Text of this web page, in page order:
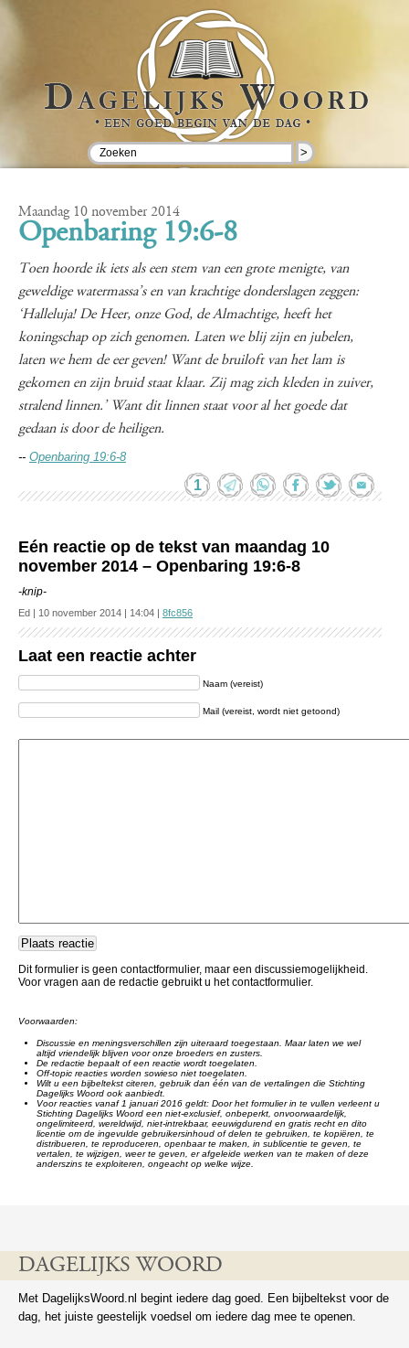
>
Maandag 10 november 2014
Openbaring 19:6-8
Toen hoorde ik iets als een stem van een grote menigte, van
geweldige watermassa’s en van krachtige donderslagen zeggen:
‘Halleluja! De Heer, onze God, de Almachtige, heeft het
koningschap op zich genomen. Laten we blij zijn en jubelen,
laten we hem de eer geven! Want de bruiloft van het lam is
gekomen en zijn bruid staat klaar. Zij mag zich kleden in zuiver,
stralend linnen.’ Want dit linnen staat voor al het goede dat
gedaan is door de heiligen.
-- Openbaring 19:6-8
1
Eén reactie op de tekst van maandag 10
november 2014 – Openbaring 19:6-8
-knip-
Ed | 10 november 2014 | 14:04 | 8fc856
Laat een reactie achter
Naam (vereist)
Mail (vereist, wordt niet getoond)
Dit formulier is geen contactformulier, maar een discussiemogelijkheid.
Voor vragen aan de redactie gebruikt u het contactformulier.
Voorwaarden:
Discussie en meningsverschillen zijn uiteraard toegestaan. Maar laten we wel
altijd vriendelijk blijven voor onze broeders en zusters.
De redactie bepaalt of een reactie wordt toegelaten.
Off-topic reacties worden sowieso niet toegelaten.
Wilt u een bijbeltekst citeren, gebruik dan één van de vertalingen die Stichting
Dagelijks Woord ook aanbiedt.
Voor reacties vanaf 1 januari 2016 geldt: Door het formulier in te vullen verleent u
Stichting Dagelijks Woord een niet-exclusief, onbeperkt, onvoorwaardelijk,
ongelimiteerd, wereldwijd, niet-intrekbaar, eeuwigdurend en gratis recht en dito
licentie om de ingevulde gebruikersinhoud of delen te gebruiken, te kopiëren, te
distribueren, te reproduceren, openbaar te maken, in sublicentie te geven, te
vertalen, te wijzigen, weer te geven, er afgeleide werken van te maken of deze
anderszins te exploiteren, ongeacht op welke wijze.
DAGELIJKS WOORD
Met DagelijksWoord.nl begint iedere dag goed. Een bijbeltekst voor de
dag, het juiste geestelijk voedsel om iedere dag mee te openen.